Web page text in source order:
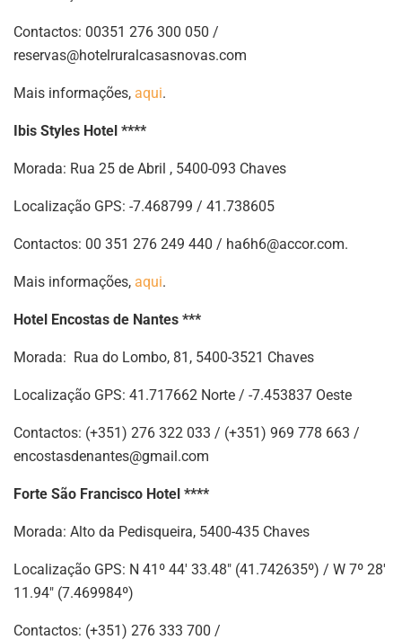
Contactos: 00351 276 300 050 /
reservas@hotelruralcasasnovas.com
Mais informações, aqui.
Ibis Styles Hotel ****
Morada: Rua 25 de Abril , 5400-093 Chaves
Localização GPS: -7.468799 / 41.738605
Contactos: 00 351 276 249 440 / ha6h6@accor.com.
Mais informações, aqui.
Hotel Encostas de Nantes ***
Morada: Rua do Lombo, 81, 5400-3521 Chaves
Localização GPS: 41.717662 Norte / -7.453837 Oeste
Contactos: (+351) 276 322 033 / (+351) 969 778 663 /
encostasdenantes@gmail.com
Forte São Francisco Hotel ****
Morada: Alto da Pedisqueira, 5400-435 Chaves
Localização GPS: N 41º 44′ 33.48″ (41.742635º) / W 7º 28′
11.94″ (7.469984º)
Contactos: (+351) 276 333 700 /